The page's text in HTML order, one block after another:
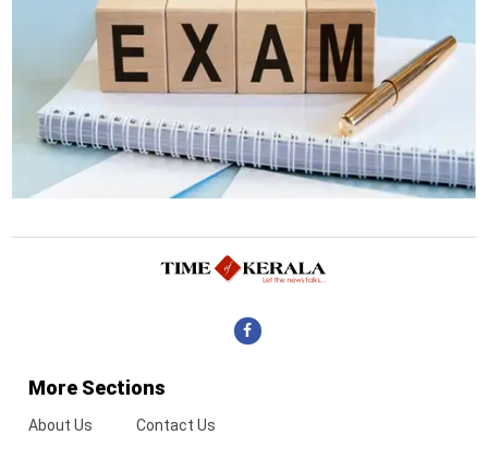
More Sections
About Us Contact Us